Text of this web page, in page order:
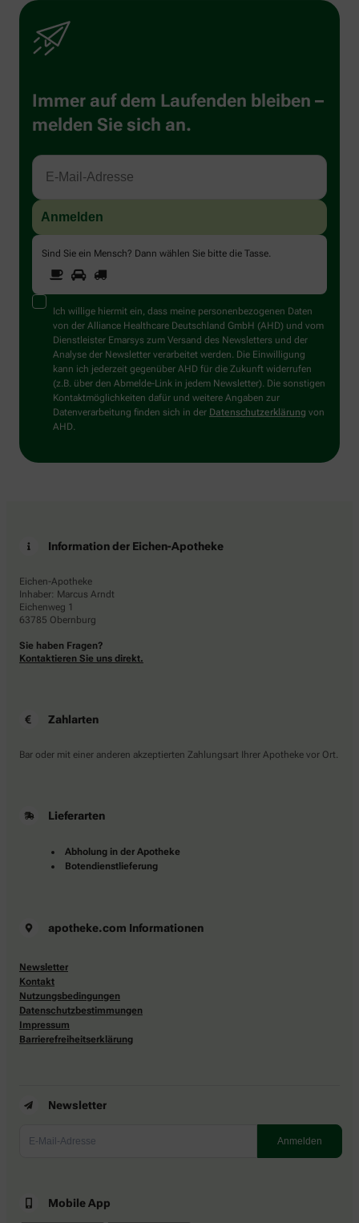
Immer auf dem Laufenden bleiben –
melden Sie sich an.
Sind Sie ein Mensch? Dann wählen Sie bitte die Tasse.
Sind
Sie
ein
Mensch?
Dann
wählen
Sie
bitte
die
Tasse.
1 2
Ich willige hiermit ein, dass meine personenbezogenen Daten
von der Alliance Healthcare Deutschland GmbH (AHD) und vom
Dienstleister Emarsys zum Versand des Newsletters und der
Analyse der Newsletter verarbeitet werden. Die Einwilligung
kann ich jederzeit gegenüber AHD für die Zukunft widerrufen
(z.B. über den Abmelde-Link in jedem Newsletter). Die sonstigen
Kontaktmöglichkeiten dafür und weitere Angaben zur
Datenverarbeitung finden sich in der Datenschutzerklärung von
AHD.
Information der Eichen-Apotheke
Eichen-Apotheke
Inhaber: Marcus Arndt
Eichenweg 1
63785 Obernburg
Sie haben Fragen?
Kontaktieren Sie uns direkt.
Zahlarten
Bar oder mit einer anderen akzeptierten Zahlungsart Ihrer Apotheke vor Ort.
Lieferarten
Abholung in der Apotheke
Botendienstlieferung
apotheke.com Informationen
Newsletter
Kontakt
Nutzungsbedingungen
Datenschutzbestimmungen
Impressum
Barrierefreiheitserklärung
Newsletter
Mobile App